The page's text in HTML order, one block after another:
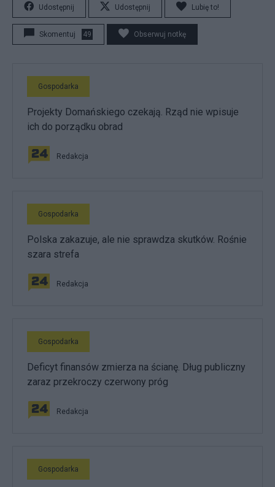
Udostępnij Udostępnij Lubię to!
Skomentuj 49 Obserwuj notkę
Gospodarka
Projekty Domańskiego czekają. Rząd nie wpisuje
ich do porządku obrad
Redakcja
Gospodarka
Polska zakazuje, ale nie sprawdza skutków. Rośnie
szara strefa
Redakcja
Gospodarka
Deficyt finansów zmierza na ścianę. Dług publiczny
zaraz przekroczy czerwony próg
Redakcja
Gospodarka